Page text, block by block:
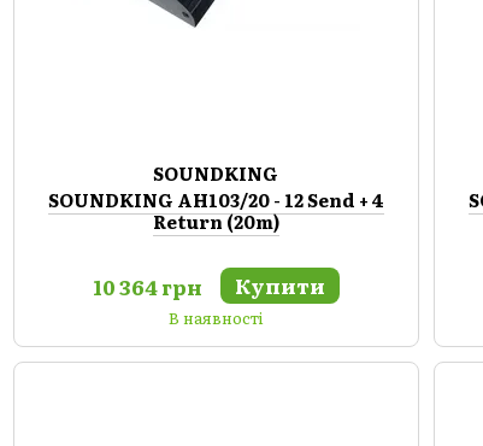
SOUNDKING
SOUNDKING AH103/20 - 12 Send + 4
Return (20m)
10 364 грн Купити
В наявності